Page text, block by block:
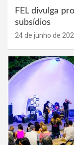
FEL divulga
subsídios
24 de junho de